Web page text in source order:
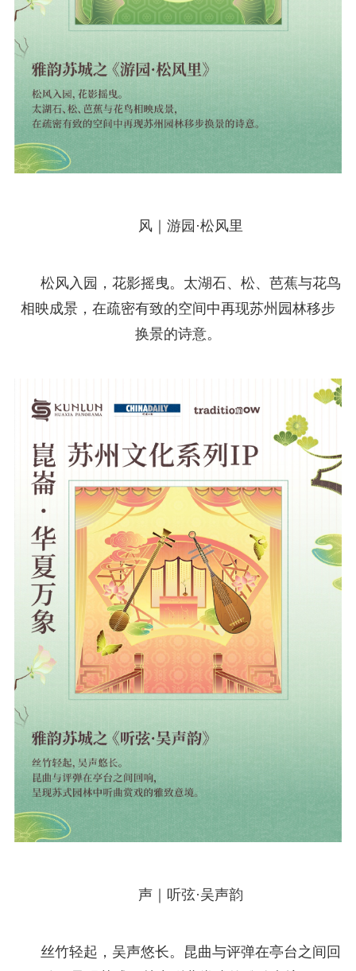
风｜游园·松风里
松风入园，花影摇曳。太湖石、松、芭蕉与花鸟
相映成景，在疏密有致的空间中再现苏州园林移步
换景的诗意。
声｜听弦·吴声韵
丝竹轻起，吴声悠长。昆曲与评弹在亭台之间回